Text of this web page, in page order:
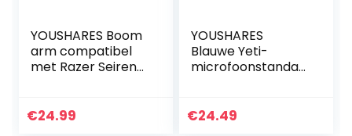
YOUSHARES Boom
arm compatibel
met Razer Seiren
microfoonstandaa
€24.99
YOUSHARES
Blauwe Yeti-
microfoonstandaa
hoes en
€24.49